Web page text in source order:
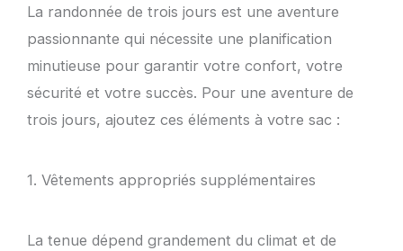
La randonnée de trois jours est une aventure
passionnante qui nécessite une planification
minutieuse pour garantir votre confort, votre
sécurité et votre succès. Pour une aventure de
trois jours, ajoutez ces éléments à votre sac :
1. Vêtements appropriés supplémentaires
La tenue dépend grandement du climat et de